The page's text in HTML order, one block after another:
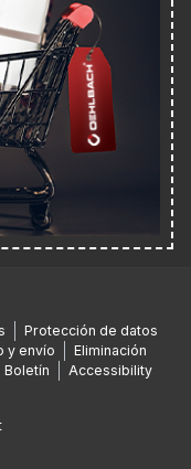
Protección de datos
y envío
Eliminación
Boletín Accessibility